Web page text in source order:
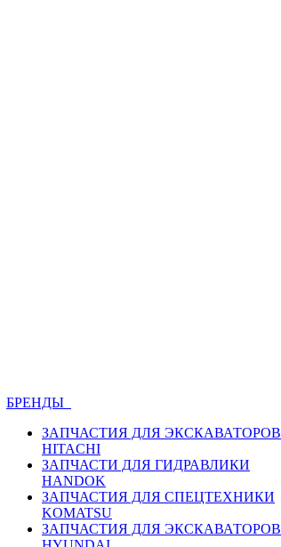
БРЕНДЫ
ЗАПЧАСТИЯ ДЛЯ ЭКСКАВАТОРОВ
HITACHI
ЗАПЧАСТИ ДЛЯ ГИДРАВЛИКИ
HANDOK
ЗАПЧАСТИЯ ДЛЯ СПЕЦТЕХНИКИ
KOMATSU
ЗАПЧАСТИЯ ДЛЯ ЭКСКАВАТОРОВ